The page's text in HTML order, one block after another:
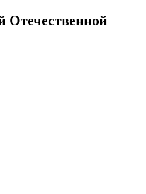
Отечественной